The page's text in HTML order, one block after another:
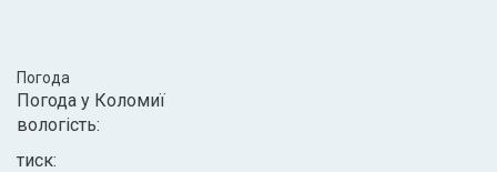
Погода
Погода у Коломиї
вологість:
тиск: